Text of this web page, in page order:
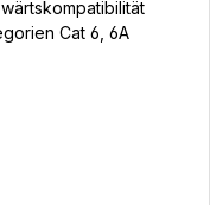
Cat 6, 6A